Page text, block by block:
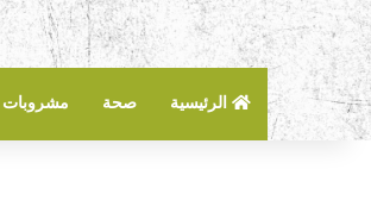
الرئيسية صحة مشروبات